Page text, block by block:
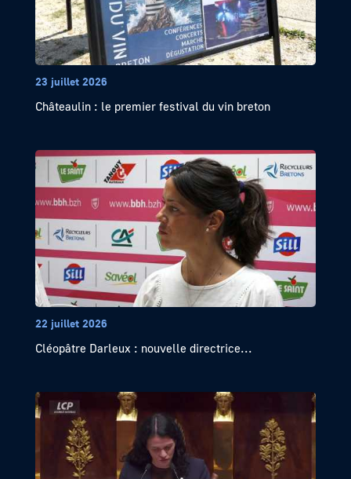
23 juillet 2026
Châteaulin : le premier festival du vin breton
22 juillet 2026
Cléopâtre Darleux : nouvelle directrice...